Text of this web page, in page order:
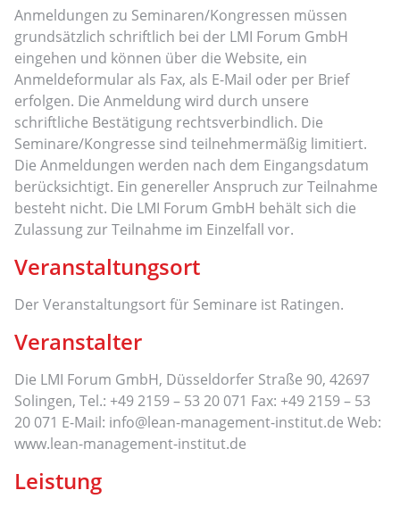
Anmeldungen zu Seminaren/Kongressen müssen
grundsätzlich schriftlich bei der LMI Forum GmbH
eingehen und können über die Website, ein
Anmeldeformular als Fax, als E-Mail oder per Brief
erfolgen. Die Anmeldung wird durch unsere
schriftliche Bestätigung rechtsverbindlich. Die
Seminare/Kongresse sind teilnehmermäßig limitiert.
Die Anmeldungen werden nach dem Eingangsdatum
berücksichtigt. Ein genereller Anspruch zur Teilnahme
besteht nicht. Die LMI Forum GmbH behält sich die
Zulassung zur Teilnahme im Einzelfall vor.
Veranstaltungsort
Der Veranstaltungsort für Seminare ist Ratingen.
Veranstalter
Die LMI Forum GmbH, Düsseldorfer Straße 90, 42697
Solingen, Tel.: +49 2159 – 53 20 071 Fax: +49 2159 – 53
20 071 E-Mail: info@lean-management-institut.de Web:
www.lean-management-institut.de
Leistung